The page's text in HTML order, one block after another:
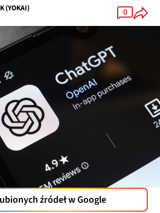
(YOKAI)
0
źródeł w Google